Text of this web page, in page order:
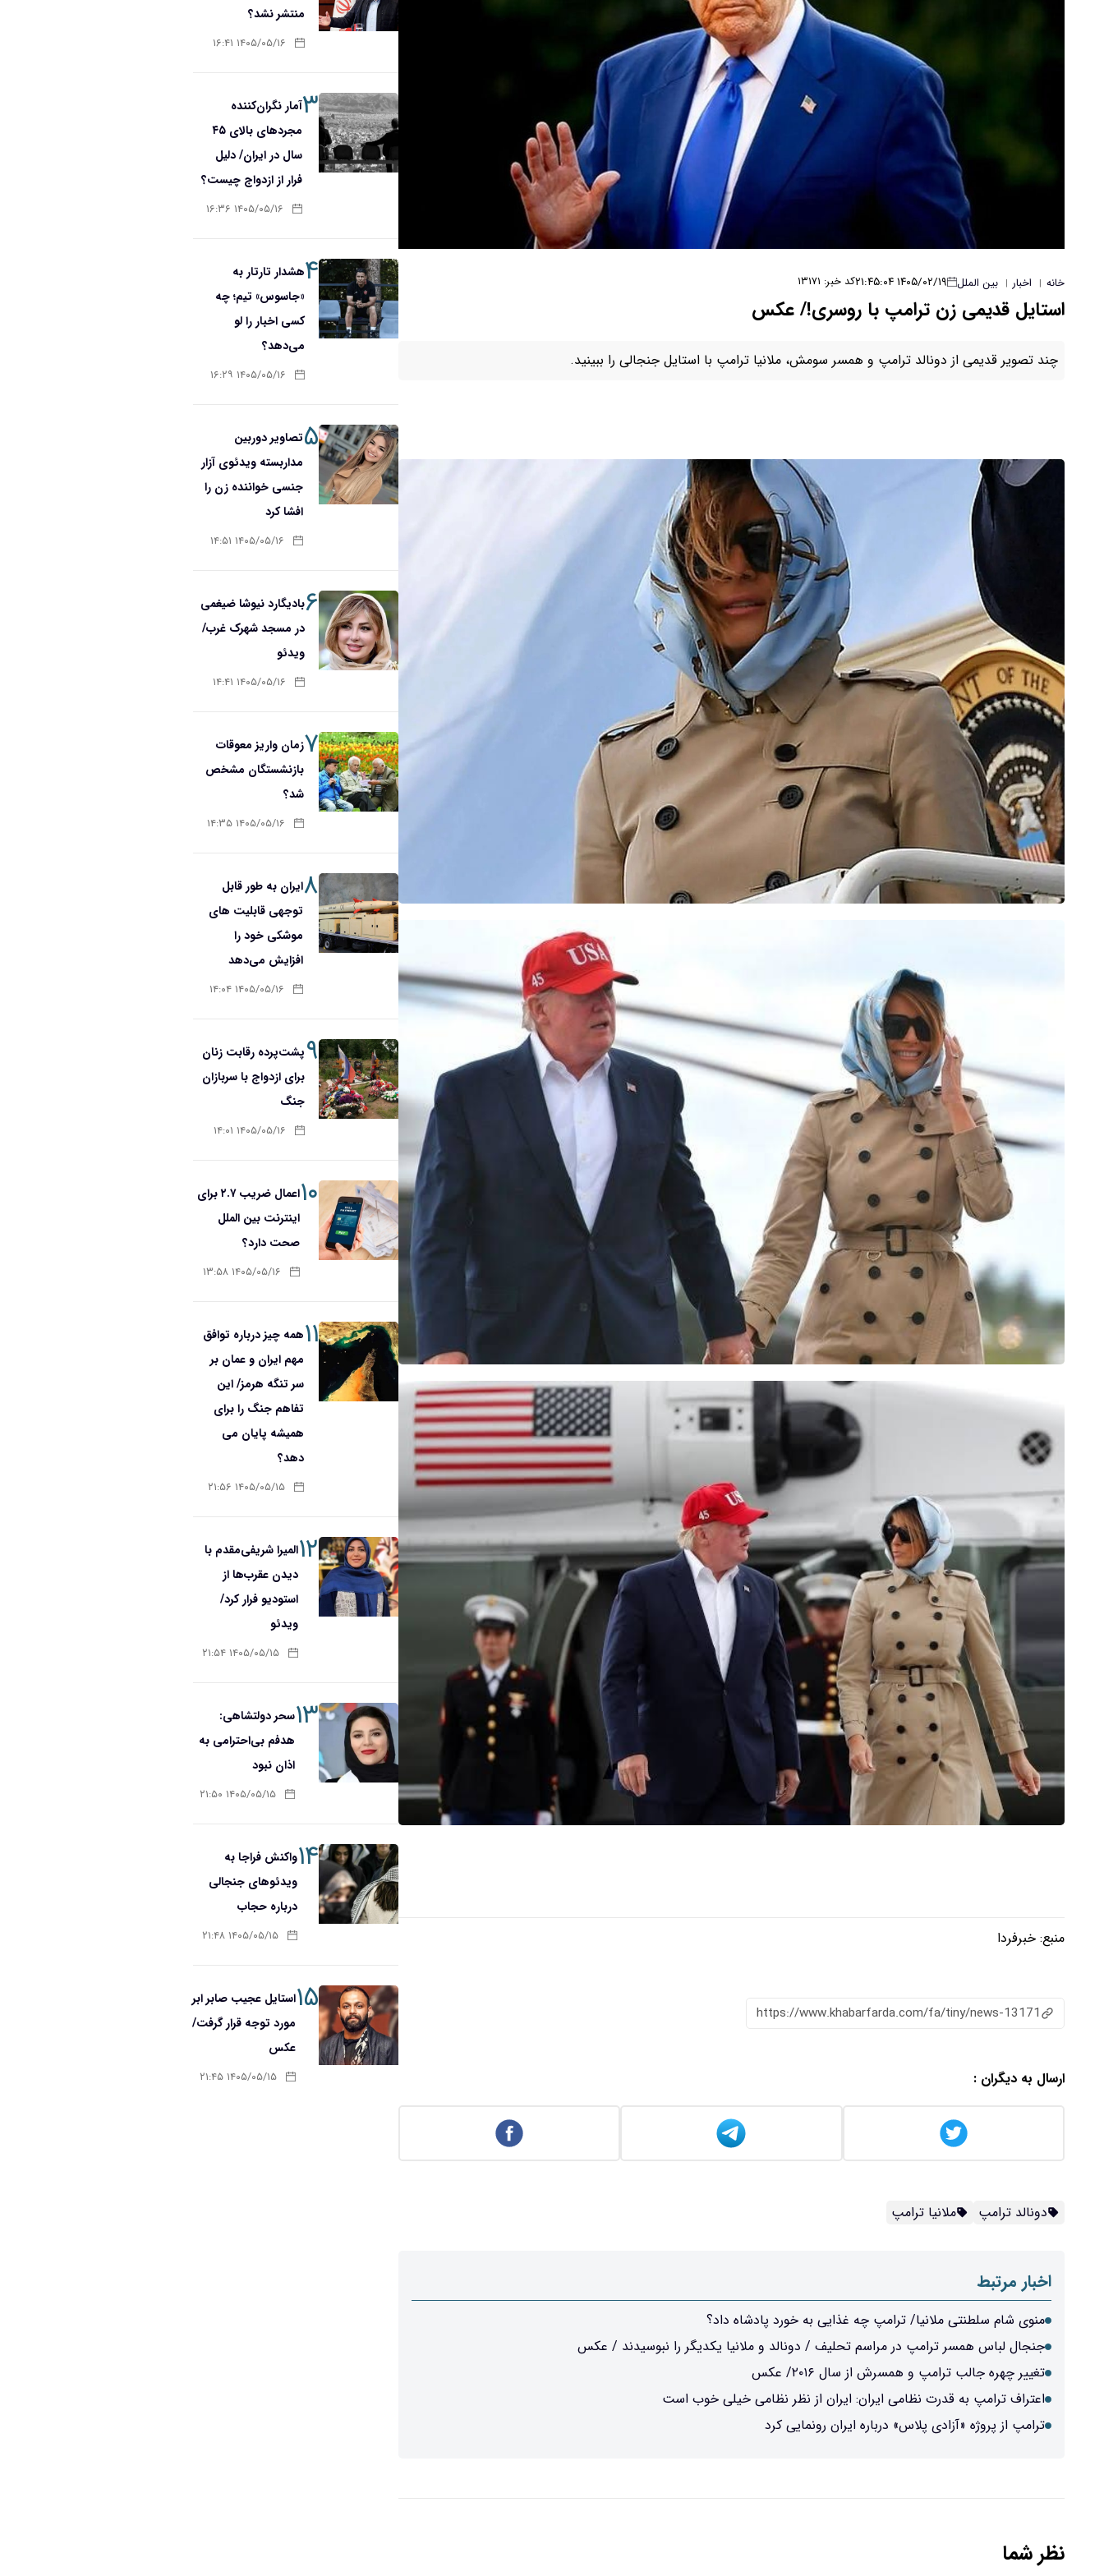
خانه | اخبار | بین الملل ۱۴۰۵/۰۲/۱۹ ۲۱:۴۵:۰۴ کد خبر: ۱۳۱۷۱
استایل قدیمی زن ترامپ با روسری!/ عکس
چند تصویر قدیمی از دونالد ترامپ و همسر سومش، ملانیا ترامپ با استایل جنجالی را ببینید.
منبع: خبرفردا
https://www.khabarfarda.com/fa/tiny/news-13171
ارسال به دیگران :
دونالد ترامپ ملانیا ترامپ
اخبار مرتبط
منوی شام سلطنتی ملانیا/ ترامپ چه غذایی به خورد پادشاه داد؟
جنجال لباس همسر ترامپ در مراسم تحلیف / دونالد و ملانیا یکدیگر را نبوسیدند / عکس
تغییر چهره جالب ترامپ و همسرش از سال ۲۰۱۶/ عکس
اعتراف ترامپ به قدرت نظامی ایران: ایران از نظر نظامی خیلی خوب است
ترامپ از پروژه «آزادی پلاس» درباره ایران رونمایی کرد
نظر شما
منتشر نشد؟
۱۴۰۵/۰۵/۱۶ ۱۶:۴۱
۳آمار نگران‌کننده
مجردهای بالای ۴۵
سال در ایران/ دلیل
فرار از ازدواج چیست؟
۱۴۰۵/۰۵/۱۶ ۱۶:۳۶
۴هشدار تارتار به
«جاسوس» تیم؛ چه
کسی اخبار را لو
می‌دهد؟
۱۴۰۵/۰۵/۱۶ ۱۶:۲۹
۵تصاویر دوربین
مداربسته ویدئوی آزار
جنسی خواننده زن را
افشا کرد
۱۴۰۵/۰۵/۱۶ ۱۴:۵۱
۶بادیگارد نیوشا ضیغمی
در مسجد شهرک غرب/
ویدئو
۱۴۰۵/۰۵/۱۶ ۱۴:۴۱
۷زمان واریز معوقات
بازنشستگان مشخص
شد؟
۱۴۰۵/۰۵/۱۶ ۱۴:۳۵
۸ایران به طور قابل
توجهی قابلیت های
موشکی خود را
افزایش می‌دهد
۱۴۰۵/۰۵/۱۶ ۱۴:۰۴
۹پشت‌پرده رقابت زنان
برای ازدواج با سربازان
جنگ
۱۴۰۵/۰۵/۱۶ ۱۴:۰۱
۱۰
اعمال ضریب ۲.۷ برای
اینترنت بین الملل
صحت دارد؟
۱۴۰۵/۰۵/۱۶ ۱۳:۵۸
۱۱همه چیز درباره توافق
مهم ایران و عمان بر
سر تنگه هرمز/ این
تفاهم جنگ را برای
همیشه پایان می
دهد؟
۱۴۰۵/۰۵/۱۵ ۲۱:۵۶
۱۲المیرا شریفی‌مقدم با
دیدن عقرب‌ها از
استودیو فرار کرد/
ویدئو
۱۴۰۵/۰۵/۱۵ ۲۱:۵۴
۱۳سحر دولتشاهی:
هدفم بی‌احترامی به
اذان نبود
۱۴۰۵/۰۵/۱۵ ۲۱:۵۰
۱۴واکنش فراجا به
ویدئوهای جنجالی
درباره حجاب
۱۴۰۵/۰۵/۱۵ ۲۱:۴۸
۱۵استایل عجیب صابر ابر
مورد توجه قرار گرفت/
عکس
۱۴۰۵/۰۵/۱۵ ۲۱:۴۵